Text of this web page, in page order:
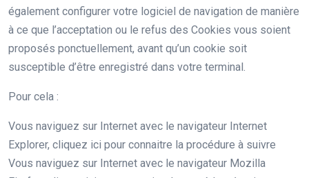
également configurer votre logiciel de navigation de manière
à ce que l’acceptation ou le refus des Cookies vous soient
proposés ponctuellement, avant qu’un cookie soit
susceptible d’être enregistré dans votre terminal.
Pour cela :
Vous naviguez sur Internet avec le navigateur Internet
Explorer, cliquez ici pour connaitre la procédure à suivre
Vous naviguez sur Internet avec le navigateur Mozilla